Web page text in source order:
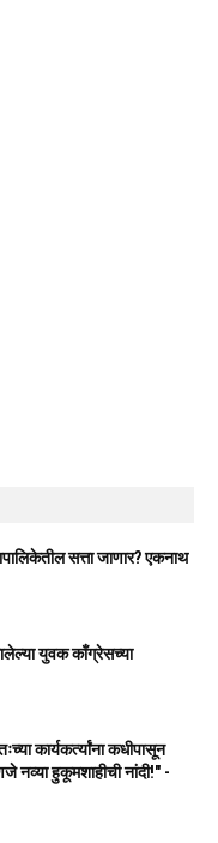
सत्ता जाणार? एकनाथ
युवक काँग्रेसच्या
कार्यकर्त्यांना कधीपासून
नव्या हुकूमशाहीची नांदी!" -